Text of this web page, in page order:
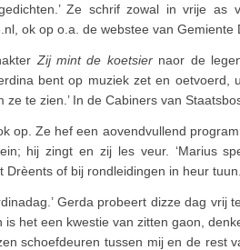
Ze schrif zowal in vrije
ok op o.a. de webstee van
Zij mint de koetsiernaor de
bent op muziek zet en oetvoerd,
ze te zien.’ In de Cabiners van
op. Ze hef een aovendvullend
hij zingt en zij les veur. ‘Marius
Drèents of bij rondleidingen in heur tuun.
Gerda probeert dizze dag
is het een kwestie van zitten gaon,
schoefdeuren tussen mij en de rest